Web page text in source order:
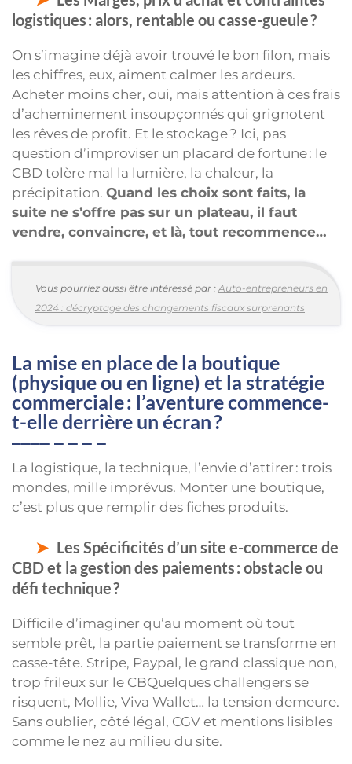
logistiques : alors, rentable ou casse-gueule ?
On s’imagine déjà avoir trouvé le bon filon, mais
les chiffres, eux, aiment calmer les ardeurs.
Acheter moins cher, oui, mais attention à ces frais
d’acheminement insoupçonnés qui grignotent
les rêves de profit. Et le stockage ? Ici, pas
question d’improviser un placard de fortune : le
CBD tolère mal la lumière, la chaleur, la
précipitation. Quand les choix sont faits, la
suite ne s’offre pas sur un plateau, il faut
vendre, convaincre, et là, tout recommence…
Vous pourriez aussi être intéressé par :Auto-entrepreneurs en
2024 : décryptage des changements fiscaux surprenants
La mise en place de la boutique
(physique ou en ligne) et la stratégie
commerciale : l’aventure commence-
t-elle derrière un écran ?
La logistique, la technique, l’envie d’attirer : trois
mondes, mille imprévus. Monter une boutique,
c’est plus que remplir des fiches produits.
Les Spécificités d’un site e-commerce de
CBD et la gestion des paiements : obstacle ou
défi technique ?
Difficile d’imaginer qu’au moment où tout
semble prêt, la partie paiement se transforme en
casse-tête. Stripe, Paypal, le grand classique non,
trop frileux sur le CBQuelques challengers se
risquent, Mollie, Viva Wallet… la tension demeure.
Sans oublier, côté légal, CGV et mentions lisibles
comme le nez au milieu du site.